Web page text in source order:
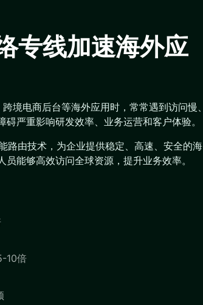
专线加速海外应
境电商后台等海外应用时，常常遇到访问慢、
严重影响研发效率、业务运营和客户体验。
路由技术，为企业提供稳定、高速、安全的海
能够高效访问全球资源，提升业务效率。
10倍